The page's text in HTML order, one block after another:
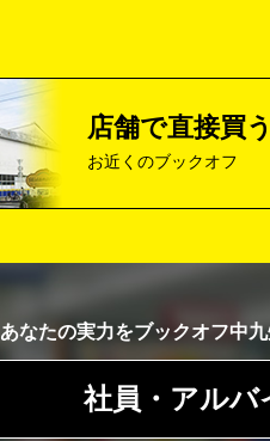
店舗で直接買う
お近くのブックオフ
あなたの実力をブックオフ中
社員・アルバ